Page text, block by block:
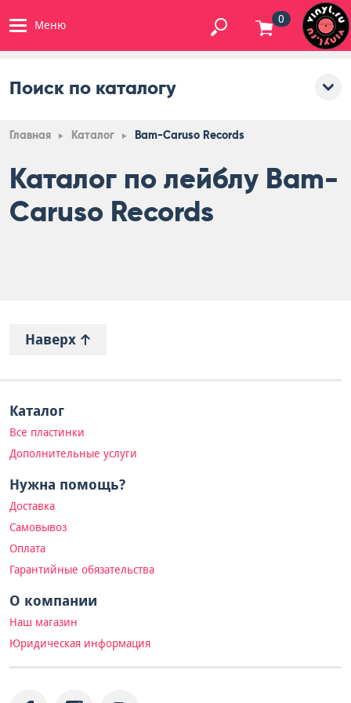
Меню 0
Поиск по каталогу
Главная Каталог Bam-Caruso Records
Каталог по лейблу Bam-
Caruso Records
Наверх
Каталог
Все пластинки
Дополнительные услуги
Нужна помощь?
Доставка
Самовывоз
Оплата
Гарантийные обязательства
О компании
Наш магазин
Юридическая информация